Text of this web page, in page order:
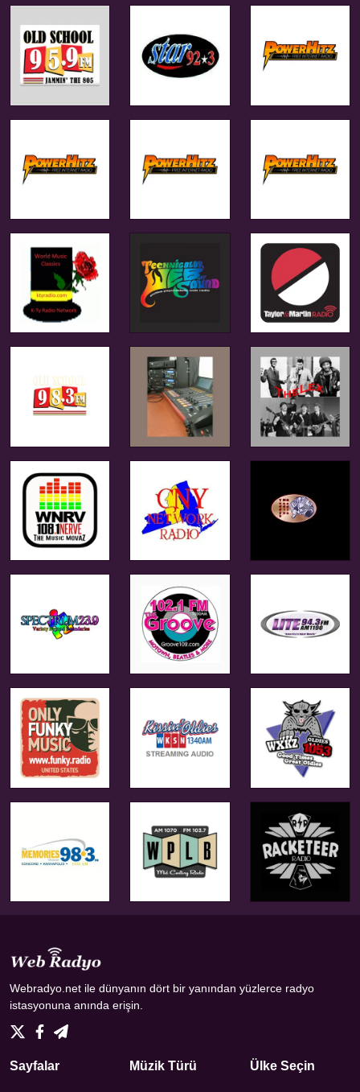
Webradyo.net ile dünyanın dört bir yanından yüzlerce radyo
istasyonuna anında erişin.
Sayfalar Müzik Türü Ülke Seçin